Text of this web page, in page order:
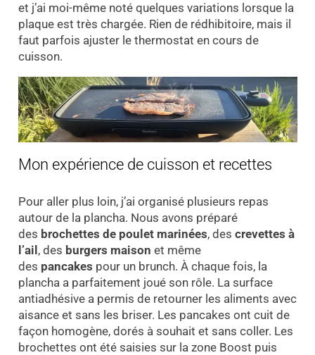
et j’ai moi-même noté quelques variations lorsque la
plaque est très chargée. Rien de rédhibitoire, mais il
faut parfois ajuster le thermostat en cours de
cuisson.
Mon expérience de cuisson et recettes
Pour aller plus loin, j’ai organisé plusieurs repas
autour de la plancha. Nous avons préparé
des brochettes de poulet marinées, des crevettes à
l’ail, des burgers maison et même
des pancakes pour un brunch. À chaque fois, la
plancha a parfaitement joué son rôle. La surface
antiadhésive a permis de retourner les aliments avec
aisance et sans les briser. Les pancakes ont cuit de
façon homogène, dorés à souhait et sans coller. Les
brochettes ont été saisies sur la zone Boost puis